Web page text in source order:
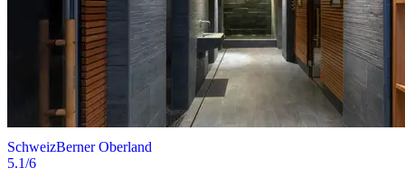
SchweizBerner Oberland
5.1/6